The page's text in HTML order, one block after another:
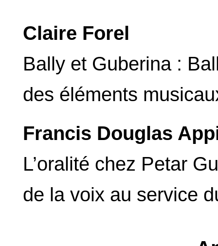
Claire Forel
Bally et Guberina :
des éléments
Francis Douglas
L’oralité chez Petar
de la voix au service